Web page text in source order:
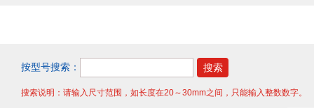
按型号搜索：
搜索说明：请输入尺寸范围，如长度在20～30mm之间，只能输入整数数字。